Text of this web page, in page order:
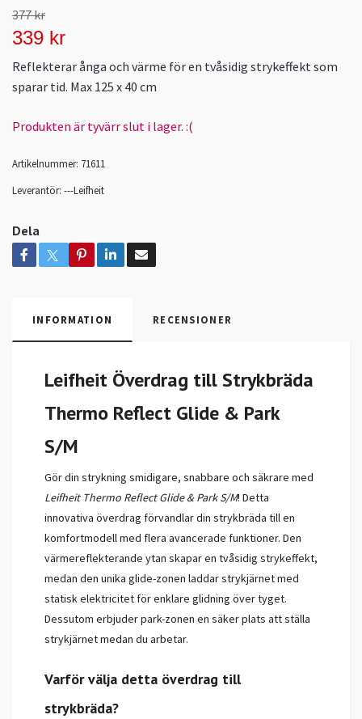
377 kr
339 kr
Reflekterar ånga och värme för en tvåsidig strykeffekt som
sparar tid. Max 125 x 40 cm
Produkten är tyvärr slut i lager. :(
Artikelnummer: 71611
Leverantör: ---Leifheit
Dela
INFORMATION RECENSIONER
Leifheit Överdrag till Strykbräda
Thermo Reflect Glide & Park
S/M
Gör din strykning smidigare, snabbare och säkrare med
Leifheit Thermo Reflect Glide & Park S/M! Detta
innovativa överdrag förvandlar din strykbräda till en
komfortmodell med flera avancerade funktioner. Den
värmereflekterande ytan skapar en tvåsidig strykeffekt,
medan den unika glide-zonen laddar strykjärnet med
statisk elektricitet för enklare glidning över tyget.
Dessutom erbjuder park-zonen en säker plats att ställa
strykjärnet medan du arbetar.
Varför välja detta överdrag till
strykbräda?